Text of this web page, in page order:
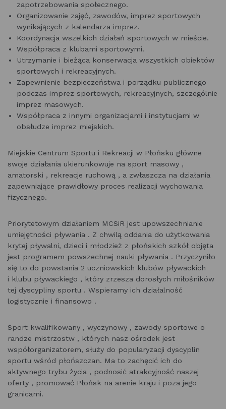
zapotrzebowania społecznego.
Organizowanie zajęć, zawodów, imprez sportowych
wynikających z kalendarza imprez.
Koordynacja wszelkich działań sportowych w mieście.
Współpraca z klubami sportowymi.
Utrzymanie i bieżąca konserwacja wszystkich obiektów
sportowych i rekreacyjnych.
Zapewnienie bezpieczeństwa i porządku publicznego
podczas imprez sportowych, rekreacyjnych, szczególnie
imprez masowych.
Współpraca z innymi organizacjami i instytucjami w
obsłudze imprez miejskich.
Miejskie Centrum Sportu i Rekreacji w Płońsku główne
swoje działania ukierunkowuje na sport masowy ,
amatorski , rekreacje ruchową , a zwłaszcza na działania
zapewniające prawidłowy proces realizacji wychowania
fizycznego.
Priorytetowym działaniem MCSiR jest upowszechnianie
umiejętności pływania . Z chwilą oddania do użytkowania
krytej pływalni, dzieci i młodzież z płońskich szkół objęta
jest programem powszechnej nauki pływania . Przyczyniło
się to do powstania 2 uczniowskich klubów pływackich
i klubu pływackiego , który zrzesza dorosłych miłośników
tej dyscypliny sportu . Wspieramy ich działalność
logistycznie i finansowo .
Sport kwalifikowany , wyczynowy , zawody sportowe o
randze mistrzostw , których nasz ośrodek jest
współorganizatorem, służy do popularyzacji dyscyplin
sportu wśród płońszczan. Ma to zachęcić ich do
aktywnego trybu życia , podnosić atrakcyjność naszej
oferty , promować Płońsk na arenie kraju i poza jego
granicami.